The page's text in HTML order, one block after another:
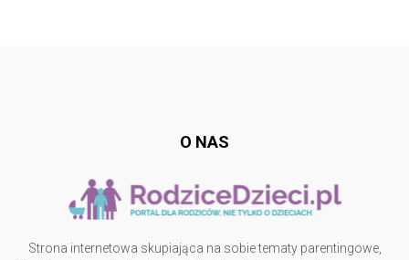
O NAS
Strona internetowa skupiająca na sobie tematy parentingowe,